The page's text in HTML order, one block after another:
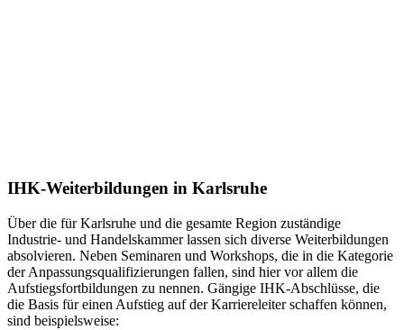
IHK-Weiterbildungen in Karlsruhe
Über die für Karlsruhe und die gesamte Region zuständige
Industrie- und Handelskammer lassen sich diverse Weiterbildungen
absolvieren. Neben Seminaren und Workshops, die in die Kategorie
der Anpassungsqualifizierungen fallen, sind hier vor allem die
Aufstiegsfortbildungen zu nennen. Gängige IHK-Abschlüsse, die
die Basis für einen Aufstieg auf der Karriereleiter schaffen können,
sind beispielsweise: